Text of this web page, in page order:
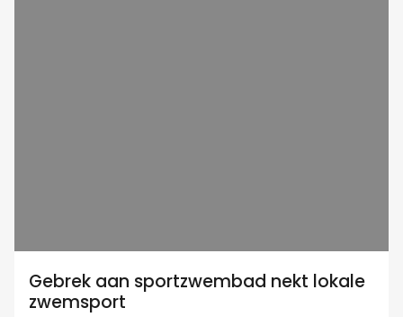
Gebrek aan sportzwembad nekt lokale
zwemsport